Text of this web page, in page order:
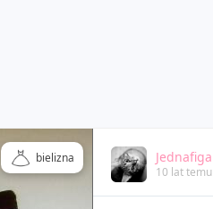
bielizna Jednafiga
10 lat temu